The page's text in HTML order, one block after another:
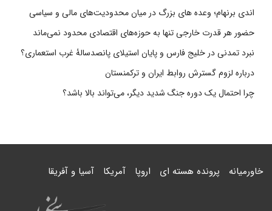
اندی برنهام؛ وعده های بزرگ در میان محدودیت‌های مالی و سیاسی
حضور هر قدرت خارجی تنها به حوزه‌های اقتصادی محدود نمی‌ماند
نبرد تمدنی در خلیج فارس و پایان استیلای پانصدسالۀ غرب استعماری؟
درباره لزوم گسترش روابط ایران و ترکمنستان
چرا احتمال یک دوره جنگ شدید دیگر، می‌تواند بالا باشد؟
خاورمیانه پرونده هسته ای اروپا آمریکا آسیا و آفریقا